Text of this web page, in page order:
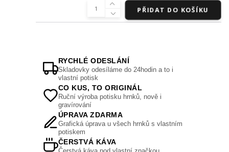
PŘIDAT DO KOŠÍKU
RYCHLÉ ODESLÁNÍ
Skladovky odesíláme do 24hodin a to i
vlastní potisk
CO KUS, TO ORIGINÁL
Ruční výroba potisku hrnků, nově i
gravírování
ÚPRAVA ZDARMA
Grafická úprava u všech hrnků s vlastním
potiskem
ČERSTVÁ KÁVA